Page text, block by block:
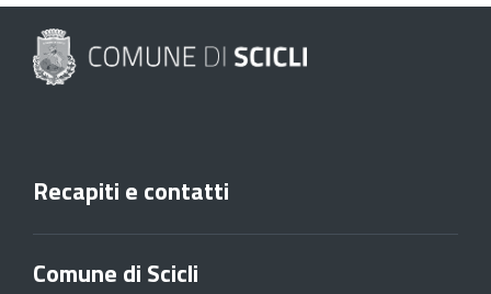
Recapiti e contatti
Comune di Scicli